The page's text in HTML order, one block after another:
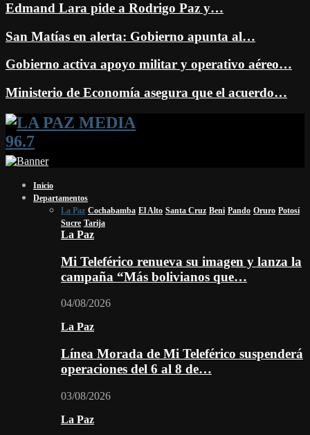
Edmand Lara pide a Rodrigo Paz y…
San Matías en alerta: Gobierno apunta al…
Gobierno activa apoyo militar y operativo aéreo…
Ministerio de Economía asegura que el acuerdo…
Facebook
Twitter
Instagram
Youtube
Email
Twitch
Whatsapp
Inicio
Departamentos
La Paz Cochabamba El Alto Santa Cruz Beni Pando Oruro Potosí
Sucre Tarija
La Paz
Mi Teleférico renueva su imagen y lanza la
campaña “Más bolivianos que…
04/08/2026
La Paz
Línea Morada de Mi Teleférico suspenderá
operaciones del 6 al 8 de…
03/08/2026
La Paz